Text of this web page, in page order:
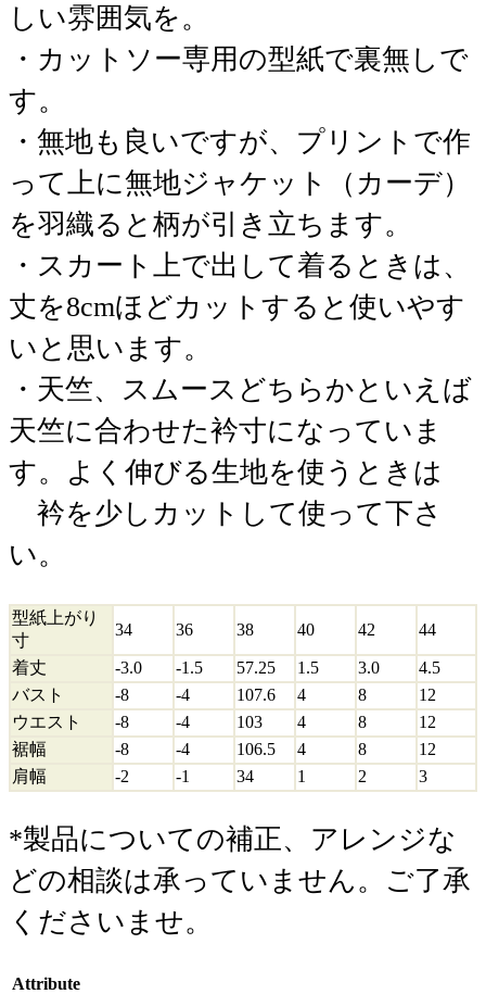
しい雰囲気を。
・カットソー専用の型紙で裏無しで
す。
・無地も良いですが、プリントで作
って上に無地ジャケット（カーデ）
を羽織ると柄が引き立ちます。
・スカート上で出して着るときは、
丈を8cmほどカットすると使いやす
いと思います。
・天竺、スムースどちらかといえば
天竺に合わせた衿寸になっていま
す。よく伸びる生地を使うときは
衿を少しカットして使って下さ
い。
型紙上がり
寸
34 36 38 40 42 44
着丈 -3.0 -1.5 57.25 1.5 3.0
4.5
バスト
-8 -4 107.6 4 8
12
ウエスト
-8 -4 103 4 8
12
裾幅
-8 -4 106.5 4 8
12
肩幅
-2 -1 34 1 2 3
*製品についての補正、アレンジな
どの相談は承っていません。ご了承
くださいませ。
Attribute